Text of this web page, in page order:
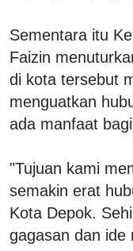
Sementara itu
Faizin
di kota tersebut
menguatkan
ada manfaat
"Tujuan kami
semakin erat
Kota Depok.
gagasan dan ide